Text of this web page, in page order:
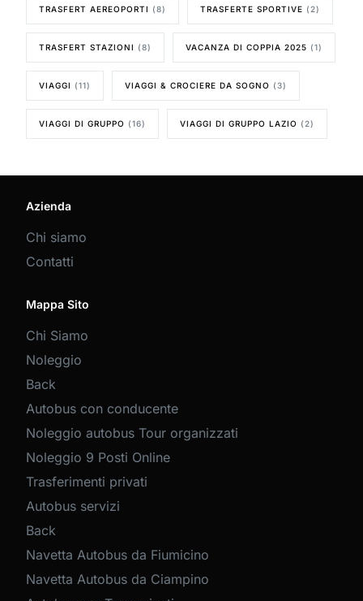
TRASFERT AEREOPORTI (8) TRASFERTE SPORTIVE (2)
TRASFERT STAZIONI (8) VACANZA DI COPPIA 2025 (1)
VIAGGI (11) VIAGGI & CROCIERE DA SOGNO (3)
VIAGGI DI GRUPPO (16) VIAGGI DI GRUPPO LAZIO (2)
Azienda
Chi siamo
Contatti
Mappa Sito
Chi Siamo
Noleggio
Back
Autobus con conducente
Noleggio autobus Tour organizzati
Noleggio 9 Posti Online
Trasferimenti privati
Autobus servizi
Back
Navetta Autobus da Fiumicino
Navetta Autobus da Ciampino